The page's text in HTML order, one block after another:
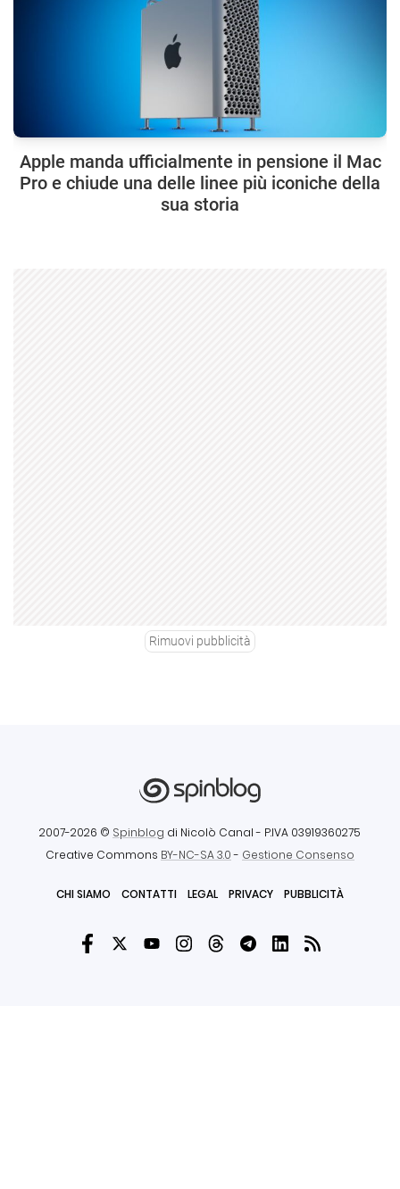
Apple manda ufficialmente in pensione il Mac
Pro e chiude una delle linee più iconiche della
sua storia
Rimuovi pubblicità
2007-2026 © Spinblog di Nicolò Canal - P.IVA 03919360275
Creative Commons BY-NC-SA 3.0- Gestione Consenso
CHI SIAMO CONTATTI LEGAL PRIVACY PUBBLICITÀ